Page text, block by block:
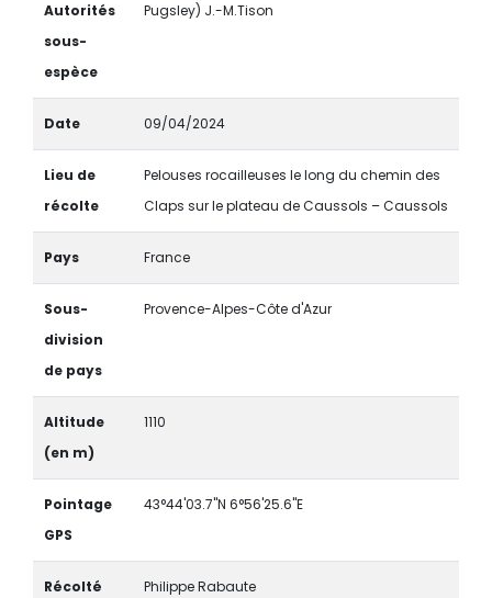
Autorités
sous-
espèce
Pugsley) J.-M.Tison
Date 09/04/2024
Lieu de
récolte
Pelouses rocailleuses le long du chemin des
Claps sur le plateau de Caussols – Caussols
Pays France
Sous-
division
de pays
Provence-Alpes-Côte d'Azur
Altitude
(en m)
1110
Pointage
GPS
43°44'03.7"N 6°56'25.6"E
Récolté
Philippe Rabaute